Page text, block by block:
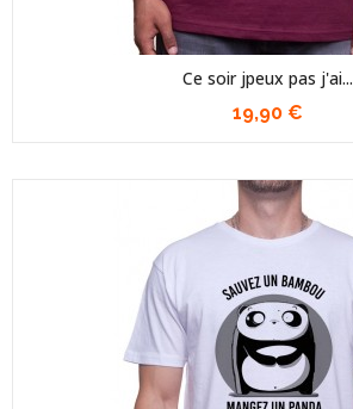
Ce soir jpeux pas j'ai...
19,90 €